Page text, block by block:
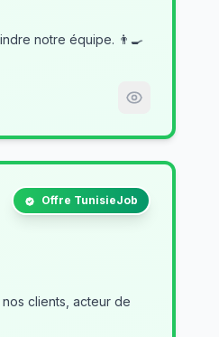
Offre TunisieJob
clients, acteur de